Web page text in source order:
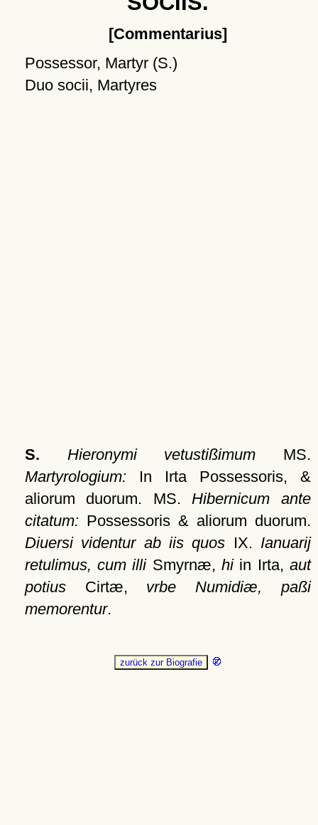
[Commentarius]
Possessor, Martyr (S.)
Duo socii, Martyres
S. Hieronymi vetustißimum MS.
Martyrologium:In Irta Possessoris, &
aliorum duorum. MS.Hibernicum ante
citatum:Possessoris & aliorum duorum.
Diuersi videntur ab iis quos IX. Ianuarij
retulimus, cum illiSmyrnæ,hiin Irta, aut
potiusCirtæ, vrbe Numidiæ, paßi
memorentur.